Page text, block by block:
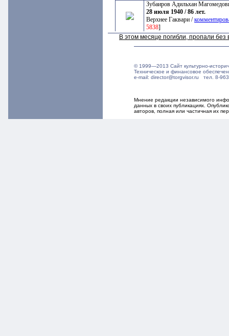
Зубаиров Адильхан
28 июля 1940 / 86 лет.
Верхнее Гаквари /
5838]
В этом месяце погибли, пропали
© 1999—2013 Сайт культурно-
Техническое и финансовое
e-mail: director@torgvisor.ru тел. 8-
Мнение редакции независимого
данных в своих публикациях.
авторов, полная или частичная их